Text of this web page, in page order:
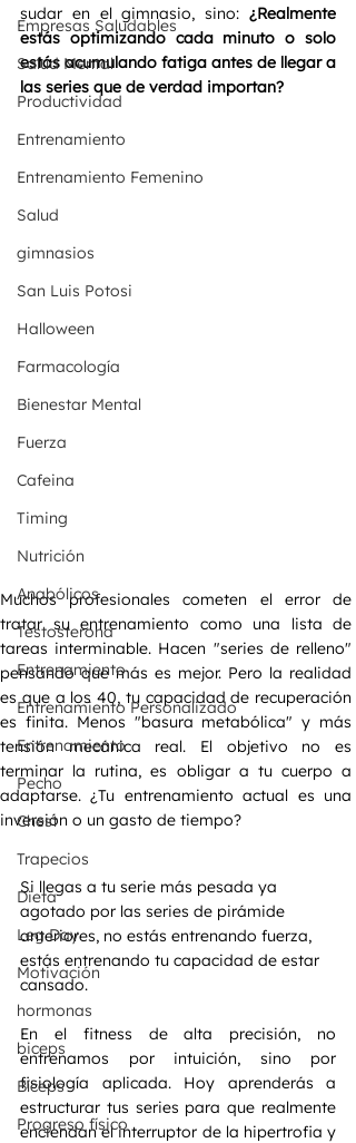
Empresas Saludables
Salud Mental
Productividad
Entrenamiento
Entrenamiento Femenino
Salud
gimnasios
San Luis Potosi
Halloween
Farmacología
Bienestar Mental
Fuerza
Cafeina
Timing
Nutrición
Anabólicos
Testosterona
Entrenamiento
Entrenamiento Personalizado
Entrenamiento
Pecho
Chest
Trapecios
Dieta
Leg Day
Motivación
hormonas
biceps
Bíceps
Progreso físico
sudar en el gimnasio, sino: ¿Realmente
estás optimizando cada minuto o solo
estás acumulando fatiga antes de llegar a
las series que de verdad importan?
Muchos profesionales cometen el error de
tratar su entrenamiento como una lista de
tareas interminable. Hacen "series de relleno"
pensando que más es mejor. Pero la realidad
es que a los 40, tu capacidad de recuperación
es finita. Menos "basura metabólica" y más
tensión mecánica real. El objetivo no es
terminar la rutina, es obligar a tu cuerpo a
adaptarse. ¿Tu entrenamiento actual es una
inversión o un gasto de tiempo?
Si llegas a tu serie más pesada ya
agotado por las series de pirámide
anteriores, no estás entrenando fuerza,
estás entrenando tu capacidad de estar
cansado.
En el fitness de alta precisión, no
entrenamos por intuición, sino por
fisiología aplicada. Hoy aprenderás a
estructurar tus series para que realmente
enciendan el interruptor de la hipertrofia y